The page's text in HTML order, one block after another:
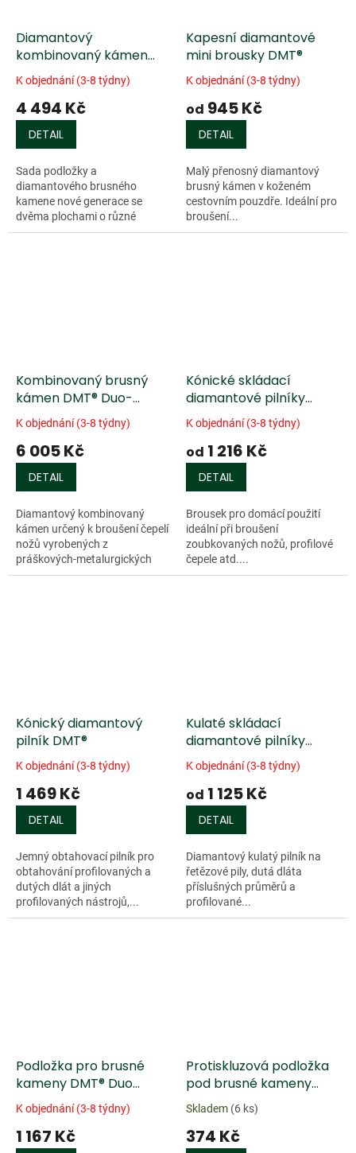
Diamantový
kombinovaný kámen
DMT® Duo-Sharp s
podložkou
K objednání (3-8 týdny)
4 494 Kč
DETAIL
Sada podložky a
diamantového brusného
kamene nové generace se
dvěma plochami o různé
zrnitosti. Ideální pro hrubší...
Kapesní diamantové
mini brousky DMT®
K objednání (3-8 týdny)
od 945 Kč
DETAIL
Malý přenosný diamantový
brusný kámen v koženém
cestovním pouzdře. Ideální pro
broušení...
Kombinovaný brusný
kámen DMT® Duo-
Sharp® s podložkou
K objednání (3-8 týdny)
6 005 Kč
DETAIL
Diamantový kombinovaný
kámen určený k broušení čepelí
nožů vyrobených z
práškových-metalurgických
ocelí, HSS nástrojů nebo
Kónické skládací
diamantové pilníky
DMT®
K objednání (3-8 týdny)
od 1 216 Kč
DETAIL
Brousek pro domácí použití
ideální při broušení
zoubkovaných nožů, profilové
čepele atd....
Kónický diamantový
pilník DMT®
K objednání (3-8 týdny)
1 469 Kč
DETAIL
Jemný obtahovací pilník pro
obtahování profilovaných a
dutých dlát a jiných
profilovaných nástrojů,...
Kulaté skládací
diamantové pilníky
DMT®
K objednání (3-8 týdny)
od 1 125 Kč
DETAIL
Diamantový kulatý pilník na
řetězové pily, dutá dláta
příslušných průměrů a
profilované...
Podložka pro brusné
kameny DMT® Duo
Sharp
K objednání (3-8 týdny)
1 167 Kč
Protiskluzová podložka
pod brusné kameny
DMT®
Skladem (6 ks)
374 Kč